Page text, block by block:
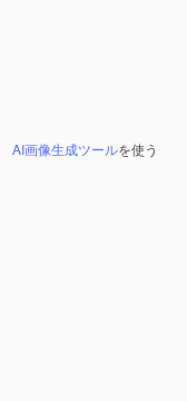
AI画像生成ツールを使う